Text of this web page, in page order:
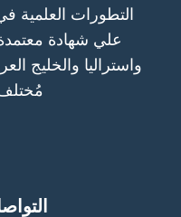
التطورات
علي شهادة معتمدة
مُختلف